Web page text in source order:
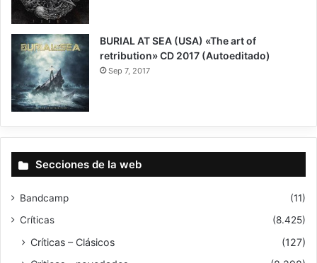
8
BURIAL AT SEA (USA) «The art of
retribution» CD 2017 (Autoeditado)
Sep 7, 2017
Secciones de la web
Bandcamp
(11)
Críticas
(8.425)
Críticas – Clásicos
(127)